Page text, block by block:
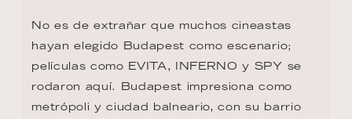
No es de extrañar que muchos cineastas
hayan elegido Budapest como escenario;
películas como EVITA, INFERNO y SPY se
rodaron aquí. Budapest impresiona como
metrópoli y ciudad balneario, con su barrio